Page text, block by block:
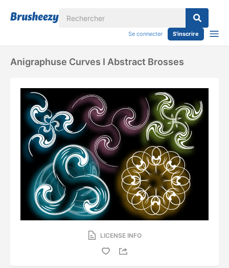
Se connecter S'inscrire
Anigraphuse Curves I Abstract Brosses
LICENSE INFO